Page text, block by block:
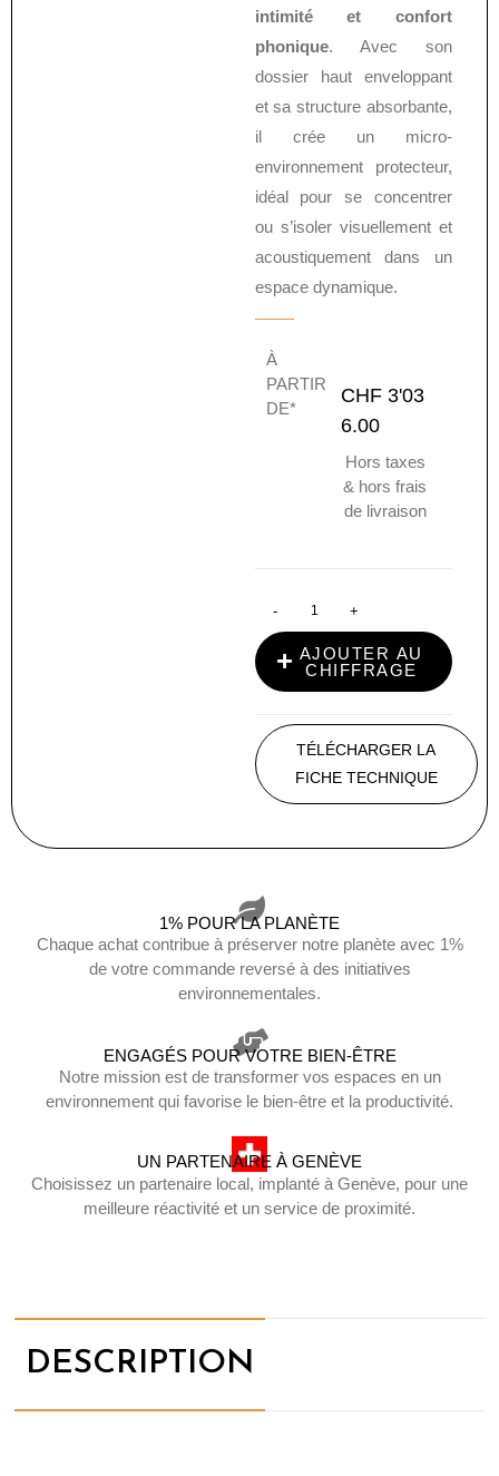
intimité et confort
phonique. Avec son
dossier haut enveloppant
et sa structure absorbante,
il crée un micro-
environnement protecteur,
idéal pour se concentrer
ou s’isoler visuellement et
acoustiquement dans un
espace dynamique.
À
PARTIR
DE*
CHF 3'03
6.00
Hors taxes
& hors frais
de livraison
- +
AJOUTER AU
CHIFFRAGE
TÉLÉCHARGER LA
FICHE TECHNIQUE
1% POUR LA PLANÈTE
Chaque achat contribue à préserver notre planète avec 1%
de votre commande reversé à des initiatives
environnementales.
ENGAGÉS POUR VOTRE BIEN-ÊTRE
Notre mission est de transformer vos espaces en un
environnement qui favorise le bien-être et la productivité.
UN PARTENAIRE À GENÈVE
Choisissez un partenaire local, implanté à Genève, pour une
meilleure réactivité et un service de proximité.
DESCRIPTION